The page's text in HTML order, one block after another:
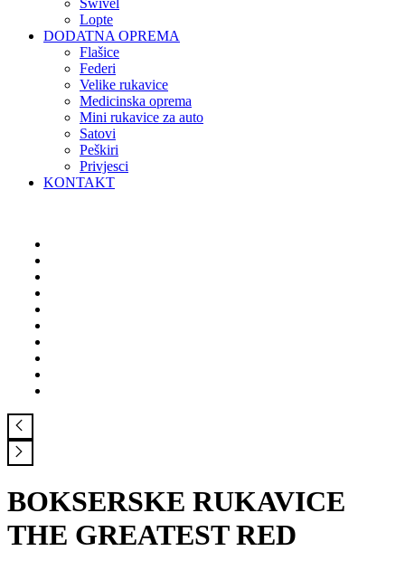
Swivel
Lopte
DODATNA OPREMA
Flašice
Federi
Velike rukavice
Medicinska oprema
Mini rukavice za auto
Satovi
Peškiri
Privjesci
KONTAKT
BOKSERSKE RUKAVICE
THE GREATEST RED